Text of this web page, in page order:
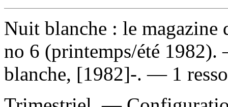
Nuit blanche : le magazine
no 6 (printemps/été
blanche, [1982]-. — 1